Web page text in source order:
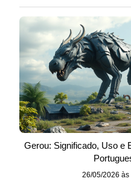
Gerou: Significado, Uso e
26/05/2026 às